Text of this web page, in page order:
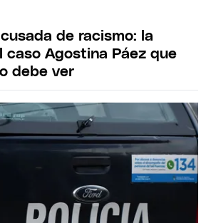
de racismo: la
caso Agostina Páez que
debe ver